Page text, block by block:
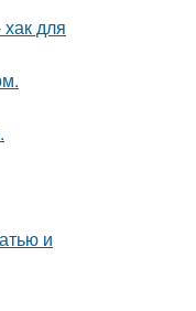
для
и